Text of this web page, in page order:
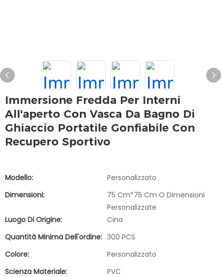
Immersione Fredda Per Interni
All'aperto Con Vasca Da Bagno Di
Ghiaccio Portatile Gonfiabile Con
Recupero Sportivo
Modello:
Personalizzato
Dimensioni:
75 Cm*75 Cm O Dimensioni
Personalizzate
Luogo Di Origine:
Cina
Quantità Minima Dell'ordine: 300 PCS
Colore:
Personalizzato
Scienza Materiale:
PVC